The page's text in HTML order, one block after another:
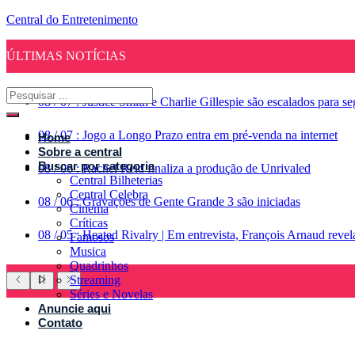
Central do Entretenimento
ÚLTIMAS NOTÍCIAS
08 / 07 : Justice Smith e Charlie Gillespie são escalados para
08 / 07 : Jogo a Longo Prazo entra em pré-venda na internet
08 / 06 : Rachel Reid finaliza a produção de Unrivaled
08 / 06 : Gravações de Gente Grande 3 são iniciadas
08 / 05 : Heated Rivalry | Em entrevista, François Arnaud
Home
Sobre a central
Buscar por categoria
Central Bilheterias
Central Celebra
Cinema
Críticas
Famosos
Musica
Quadrinhos
Streaming
Séries e Novelas
Anuncie aqui
Contato